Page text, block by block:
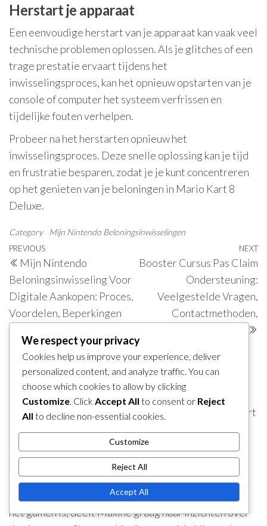
Herstart je apparaat
Een eenvoudige herstart van je apparaat kan vaak veel
technische problemen oplossen. Als je glitches of een
trage prestatie ervaart tijdens het
inwisselingsproces, kan het opnieuw opstarten van je
console of computer het systeem verfrissen en
tijdelijke fouten verhelpen.
Probeer na het herstarten opnieuw het
inwisselingsproces. Deze snelle oplossing kan je tijd
en frustratie besparen, zodat je je kunt concentreren
op het genieten van je beloningen in Mario Kart 8
Deluxe.
Category Mijn Nintendo Beloningsinwisselingen
Post
navigation
Previous
Post
PREVIOUS
Mijn Nintendo
Beloningsinwisseling Voor
Digitale Aankopen: Proces,
Voordelen, Beperkingen
NEXT
Booster Cursus Pas Claim
Ondersteuning:
Veelgestelde Vragen,
Contactmethoden,
About The Author
Maxine Harper
Een gepassioneerde gamer en Nintendo-liefhebber,
Maxine Harper duikt diep in de wereld van Mario Kart
beste tips en trucs helpt ze spelers de complexiteit
van code-inwisselingen en het ontgrendelen van
banen te doorgronden, zodat iedereen kan genieten
van de opwinding van het racen. Wanneer ze niet aan
het gamen is, deelt Maxine graag haar inzichten over
We respect your privacy
Cookies help us improve your experience, deliver
personalized content, and analyze traffic. You can
choose which cookies to allow by clicking
Customize. Click Accept All to consent or Reject
All to decline non-essential cookies.
Customize
Reject All
Accept All